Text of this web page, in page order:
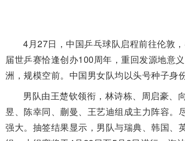
4月27日，中国乒乓球队启程前往伦敦
届世乒赛恰逢创办100周年，重回发源地意
洲，规模空前。中国男女队均以头号种子身
男队由王楚钦领衔，林诗栋、周启豪、
昱、陈幸同、蒯曼、王艺迪组成主力阵容。
强大。抽签结果显示，男队与瑞典、韩国、